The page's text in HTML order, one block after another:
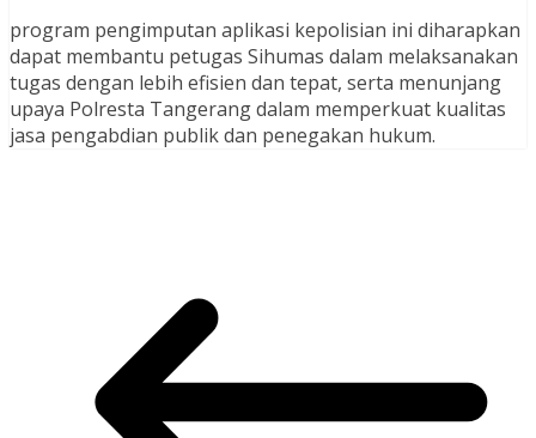
program pengimputan aplikasi kepolisian ini diharapkan
dapat membantu petugas Sihumas dalam melaksanakan
tugas dengan lebih efisien dan tepat, serta menunjang
upaya Polresta Tangerang dalam memperkuat kualitas
jasa pengabdian publik dan penegakan hukum.